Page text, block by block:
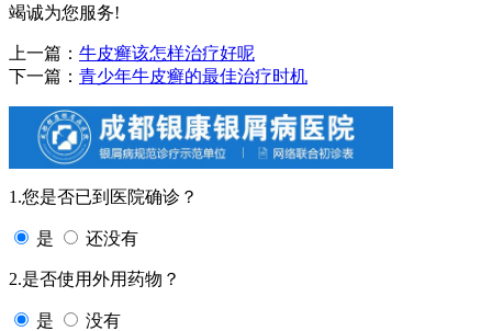
竭诚为您服务!
上一篇： 牛皮癣该怎样治疗好呢
下一篇： 青少年牛皮癣的最佳治疗时机
1.您是否已到医院确诊？
是 还没有
2.是否使用外用药物？
是 没有